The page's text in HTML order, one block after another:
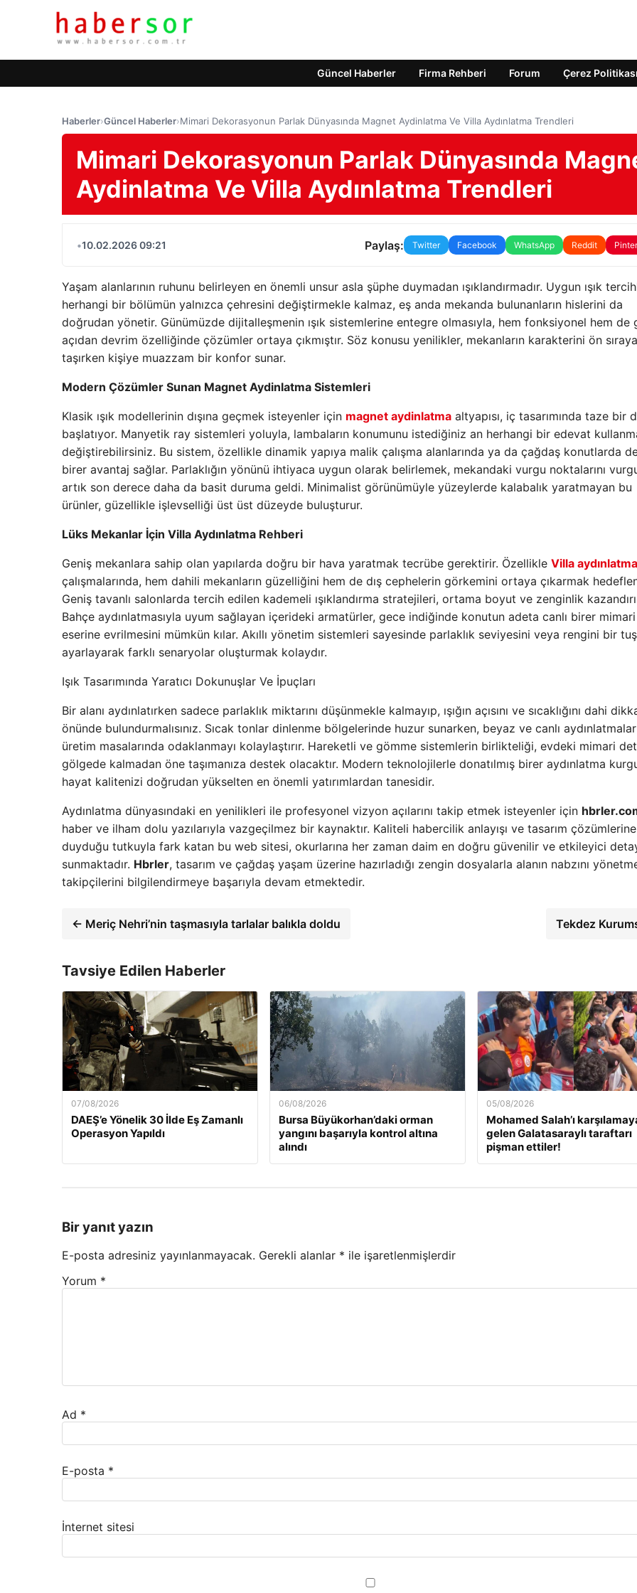
Güncel Haberler Firma Rehberi Forum Çerez Politikası
Haberler›Güncel Haberler›Mimari Dekorasyonun Parlak Dünyasında Magnet Aydinlatma Ve Villa Aydınlatma Trendleri
Mimari Dekorasyonun Parlak Dünyasında
Aydinlatma Ve Villa Aydınlatma Trendleri
•10.02.2026 09:21 Paylaş: Twitter Facebook WhatsApp Reddit
Yaşam alanlarının ruhunu belirleyen en önemli unsur asla şüphe duymadan ışıklandırmadır. Uygun ışık
herhangi bir bölümün yalnızca çehresini değiştirmekle kalmaz, eş anda mekanda bulunanların hislerini da
doğrudan yönetir. Günümüzde dijitalleşmenin ışık sistemlerine entegre olmasıyla, hem fonksiyonel hem de
açıdan devrim özelliğinde çözümler ortaya çıkmıştır. Söz konusu yenilikler, mekanların karakterini ön sıraya
taşırken kişiye muazzam bir konfor sunar.
Modern Çözümler Sunan Magnet Aydinlatma Sistemleri
Klasik ışık modellerinin dışına geçmek isteyenler için magnet aydinlatma altyapısı, iç tasarımında taze bir
başlatıyor. Manyetik ray sistemleri yoluyla, lambaların konumunu istediğiniz an herhangi bir edevat
değiştirebilirsiniz. Bu sistem, özellikle dinamik yapıya malik çalışma alanlarında ya da çağdaş konutlarda
birer avantaj sağlar. Parlaklığın yönünü ihtiyaca uygun olarak belirlemek, mekandaki vurgu noktalarını
artık son derece daha da basit duruma geldi. Minimalist görünümüyle yüzeylerde kalabalık yaratmayan bu
ürünler, güzellikle işlevselliği üst üst düzeyde buluşturur.
Lüks Mekanlar İçin Villa Aydınlatma Rehberi
Geniş mekanlara sahip olan yapılarda doğru bir hava yaratmak tecrübe gerektirir. Özellikle Villa aydınlatma
çalışmalarında, hem dahili mekanların güzelliğini hem de dış cephelerin görkemini ortaya çıkarmak
Geniş tavanlı salonlarda tercih edilen kademeli ışıklandırma stratejileri, ortama boyut ve zenginlik
Bahçe aydınlatmasıyla uyum sağlayan içerideki armatürler, gece indiğinde konutun adeta canlı birer mimari
eserine evrilmesini mümkün kılar. Akıllı yönetim sistemleri sayesinde parlaklık seviyesini veya rengini bir
ayarlayarak farklı senaryolar oluşturmak kolaydır.
Işık Tasarımında Yaratıcı Dokunuşlar Ve İpuçları
Bir alanı aydınlatırken sadece parlaklık miktarını düşünmekle kalmayıp, ışığın açısını ve sıcaklığını dahi
önünde bulundurmalısınız. Sıcak tonlar dinlenme bölgelerinde huzur sunarken, beyaz ve canlı aydınlatmalar
üretim masalarında odaklanmayı kolaylaştırır. Hareketli ve gömme sistemlerin birlikteliği, evdeki mimari
gölgede kalmadan öne taşımanıza destek olacaktır. Modern teknolojilerle donatılmış birer aydınlatma
hayat kalitenizi doğrudan yükselten en önemli yatırımlardan tanesidir.
Aydınlatma dünyasındaki en yenilikleri ile profesyonel vizyon açılarını takip etmek isteyenler için
haber ve ilham dolu yazılarıyla vazgeçilmez bir kaynaktır. Kaliteli habercilik anlayışı ve tasarım çözümlerine
duyduğu tutkuyla fark katan bu web sitesi, okurlarına her zaman daim en doğru güvenilir ve etkileyici
sunmaktadır. Hbrler, tasarım ve çağdaş yaşam üzerine hazırladığı zengin dosyalarla alanın nabzını
takipçilerini bilgilendirmeye başarıyla devam etmektedir.
← Meriç Nehri’nin taşmasıyla tarlalar balıkla doldu Tekdez
Tavsiye Edilen Haberler
07/08/2026
DAEŞ’e Yönelik 30 İlde Eş Zamanlı
Operasyon Yapıldı
06/08/2026
Bursa Büyükorhan’daki orman
yangını başarıyla kontrol altına
alındı
05/08/2026
Mohamed Salah’ı
gelen Galatasaraylı taraftarı
pişman ettiler!
Bir yanıt yazın
E-posta adresiniz yayınlanmayacak. Gerekli alanlar * ile işaretlenmişlerdir
Yorum *
Ad *
E-posta *
İnternet sitesi